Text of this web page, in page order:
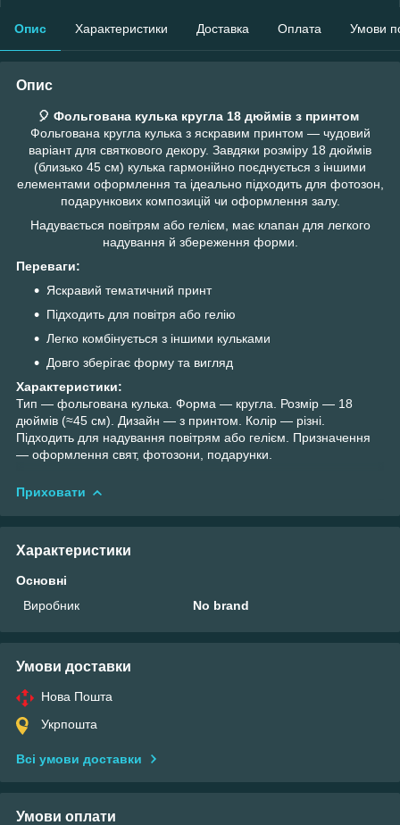
Опис Характеристики Доставка Оплата Умови
Опис
🎈 Фольгована кулька кругла 18 дюймів з принтом
Фольгована кругла кулька з яскравим принтом — чудовий
варіант для святкового декору. Завдяки розміру 18 дюймів
(близько 45 см) кулька гармонійно поєднується з іншими
елементами оформлення та ідеально підходить для фотозон,
подарункових композицій чи оформлення залу.
Надувається повітрям або гелієм, має клапан для легкого
надування й збереження форми.
Переваги:
Яскравий тематичний принт
Підходить для повітря або гелію
Легко комбінується з іншими кульками
Довго зберігає форму та вигляд
Характеристики:
Тип — фольгована кулька. Форма — кругла. Розмір — 18
дюймів (≈45 см). Дизайн — з принтом. Колір — різні.
Підходить для надування повітрям або гелієм. Призначення
— оформлення свят, фотозони, подарунки.
Приховати
Характеристики
Основні
Виробник
No brand
Умови доставки
Нова Пошта
Укрпошта
Всі умови доставки
Умови оплати